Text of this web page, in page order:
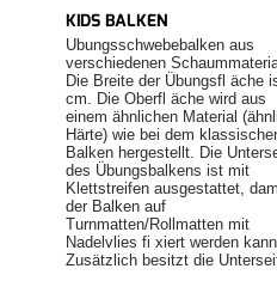
KIDS BALKEN
Übungsschwebebalken aus
verschiedenen
Die Breite der Übungsfl äche
cm. Die Oberfl äche wird aus
einem ähnlichen Material
Härte) wie bei dem
Balken hergestellt. Die
des Übungsbalkens ist mit
Klettstreifen ausgestattet,
der Balken auf
Turnmatten/Rollmatten mit
Nadelvlies fi xiert werden
Zusätzlich besitzt die